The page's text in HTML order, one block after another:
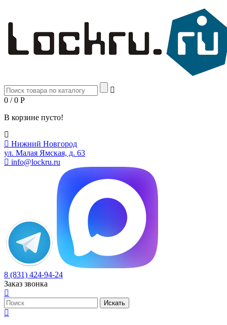
0 / 0 Р
В корзине пусто!
Нижний Новгород
ул. Малая Ямская, д. 63
info@lockru.ru
8 (831) 424-94-24
Заказ звонка